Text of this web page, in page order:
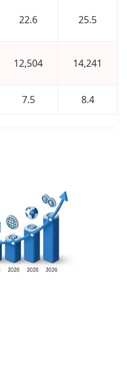
22.6 25.5
12,504 14,241
7.5 8.4